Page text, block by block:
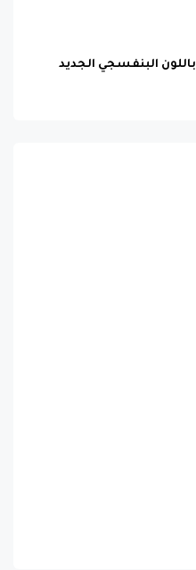
صورة مسربة تكشف iPhone 17 باللون البنفسجي الجديد